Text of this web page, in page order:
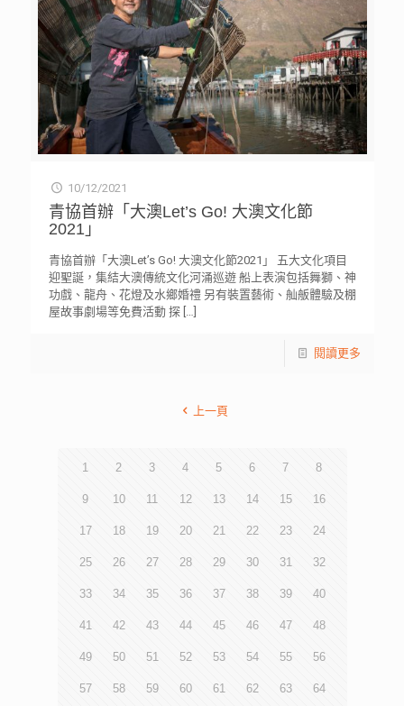
10/12/2021
青協首辦「大澳Let’s Go! 大澳文化節
2021」
青協首辦「大澳Let’s Go! 大澳文化節2021」 五大文化項目
迎聖誕，集結大澳傳統文化河涌巡遊 船上表演包括舞獅、神
功戲、龍舟、花燈及水鄉婚禮 另有裝置藝術、舢舨體驗及棚
屋故事劇場等免費活動 探[…]
閱讀更多
上一頁
1 2 3 4 5 6 7 8
9 10 11 12 13 14 15 16
17 18 19 20 21 22 23 24
25 26 27 28 29 30 31 32
33 34 35 36 37 38 39 40
41 42 43 44 45 46 47 48
49 50 51 52 53 54 55 56
57 58 59 60 61 62 63 64